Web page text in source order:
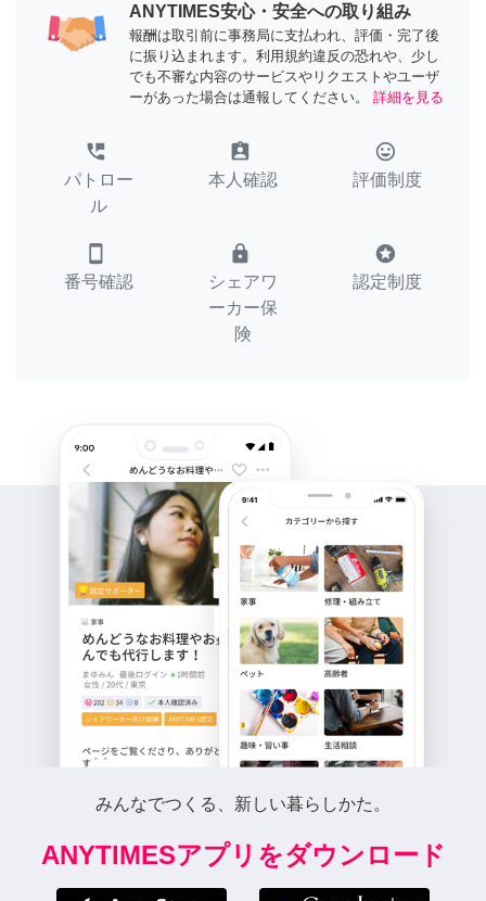
ANYTIMES安心・安全への取り組み
報酬は取引前に事務局に支払われ、評価・完了後
に振り込まれます。利用規約違反の恐れや、少し
でも不審な内容のサービスやリクエストやユーザ
ーがあった場合は通報してください。
詳細を見る
perm_phone_msg
パトロー
ル
assignment_ind
本人確認
tag_faces
評価制度
smartphone
番号確認
lock
シェアワ
ーカー保
険
stars
認定制度
みんなでつくる、新しい暮らしかた。
ANYTIMESアプリをダウンロード